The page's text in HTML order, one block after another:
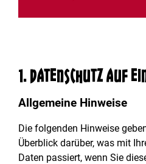
1. Datenschutz auf
Allgemeine Hinweise
Die folgenden Hinweise
Überblick darüber, was mit
Daten passiert, wenn Sie